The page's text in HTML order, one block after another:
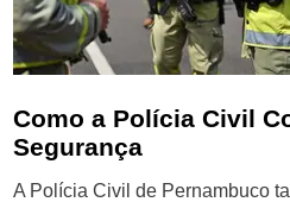
Como a Polícia Civil
Segurança
A Polícia Civil de Pernambuco